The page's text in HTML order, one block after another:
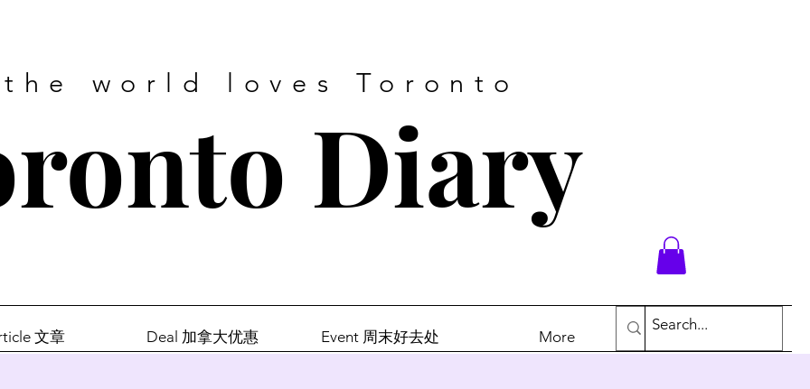
world loves Toronto
Diary
文章 Deal 加拿大优惠 Event 周末好去处 More